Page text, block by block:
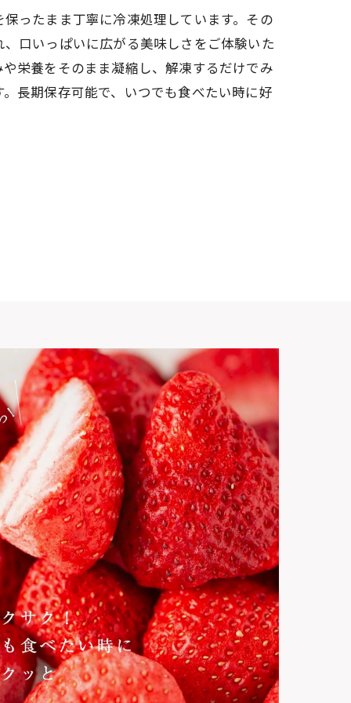
ったまま丁寧に冷凍処理しています。その
口いっぱいに広がる美味しさをご体験いた
栄養をそのまま凝縮し、解凍するだけでみ
長期保存可能で、いつでも食べたい時に好